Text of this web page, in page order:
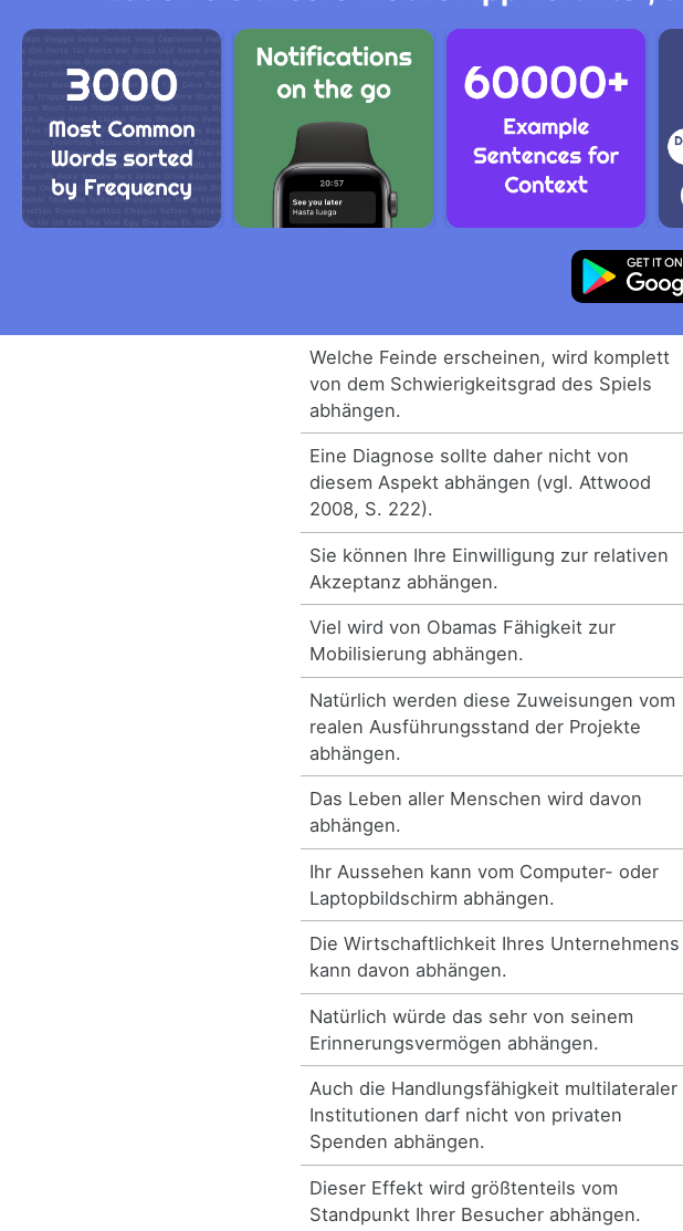
Welche Feinde erscheinen, wird komplett
von dem Schwierigkeitsgrad des Spiels
abhängen.
Eine Diagnose sollte daher nicht von
diesem Aspekt abhängen (vgl. Attwood
2008, S. 222).
Sie können Ihre Einwilligung zur relativen
Akzeptanz abhängen.
Viel wird von Obamas Fähigkeit zur
Mobilisierung abhängen.
Natürlich werden diese Zuweisungen vom
realen Ausführungsstand der Projekte
abhängen.
Das Leben aller Menschen wird davon
abhängen.
Ihr Aussehen kann vom Computer- oder
Laptopbildschirm abhängen.
Die Wirtschaftlichkeit Ihres Unternehmens
kann davon abhängen.
Natürlich würde das sehr von seinem
Erinnerungsvermögen abhängen.
Auch die Handlungsfähigkeit multilateraler
Institutionen darf nicht von privaten
Spenden abhängen.
Dieser Effekt wird größtenteils vom
Standpunkt Ihrer Besucher abhängen.